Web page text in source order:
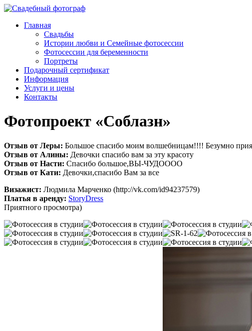
Главная
Свадьбы
Истории любви и Семейные фотосессии
Фотосессии для беременности
Портреты
Подарочный сертификат
Информация
Услуги и цены
Контакты
Фотопроект «Соблазн»
Отзыв от Леры: Большое спасибо моим волшебницам!!!! Безумно
Отзыв от Алины: Девочки спасибо вам за эту красоту
Отзыв от Насти: Спасибо большое,ВЫ-ЧУДОООО
Отзыв от Кати: Девочки,спасибо Вам за все
Визажист: Людмила Марченко (http://vk.com/id94237579)
Платья в аренду: StoryDress
Приятного просмотра)